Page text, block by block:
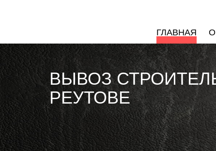
ГЛАВНАЯ
ВЫВОЗ
РЕУТОВЕ